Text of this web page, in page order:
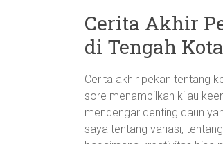
Cerita Akhir
di Tengah Kota
Cerita akhir pekan tentang
sore menampilkan kilau
mendengar denting daun
saya tentang variasi,